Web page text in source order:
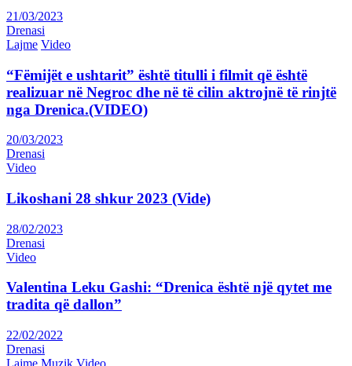
21/03/2023
Drenasi
Lajme Video
“Fëmijët e ushtarit” është titulli i filmit që është
realizuar në Negroc dhe në të cilin aktrojnë të rinjtë
nga Drenica.(VIDEO)
20/03/2023
Drenasi
Video
Likoshani 28 shkur 2023 (Vide)
28/02/2023
Drenasi
Video
Valentina Leku Gashi: “Drenica është një qytet me
tradita që dallon”
22/02/2022
Drenasi